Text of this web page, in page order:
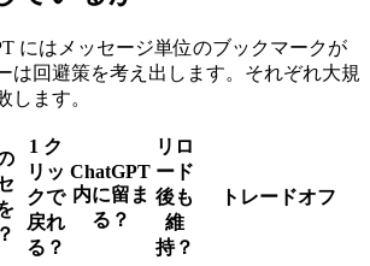
にはメッセージ単位のブックマークが
は回避策を考え出します。それぞれ大規
します。
1 ク
リッ
クで
戻れ
る？
ChatGPT
内に留ま
る？
リロ
ード
後も
維
持？
トレードオフ